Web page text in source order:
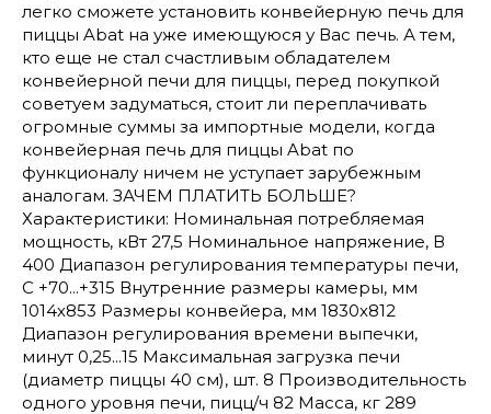
легко сможете установить конвейерную печь для
пиццы Abat на уже имеющуюся у Вас печь. А тем,
кто еще не стал счастливым обладателем
конвейерной печи для пиццы, перед покупкой
советуем задуматься, стоит ли переплачивать
огромные суммы за импортные модели, когда
конвейерная печь для пиццы Abat по
функционалу ничем не уступает зарубежным
аналогам. ЗАЧЕМ ПЛАТИТЬ БОЛЬШЕ?
Характеристики: Номинальная потребляемая
мощность, кВт 27,5 Номинальное напряжение, В
400 Диапазон регулирования температуры печи,
С +70...+315 Внутренние размеры камеры, мм
1014х853 Размеры конвейера, мм 1830х812
Диапазон регулирования времени выпечки,
минут 0,25...15 Максимальная загрузка печи
(диаметр пиццы 40 см), шт. 8 Производительность
одного уровня печи, пицц/ч 82 Масса, кг 289